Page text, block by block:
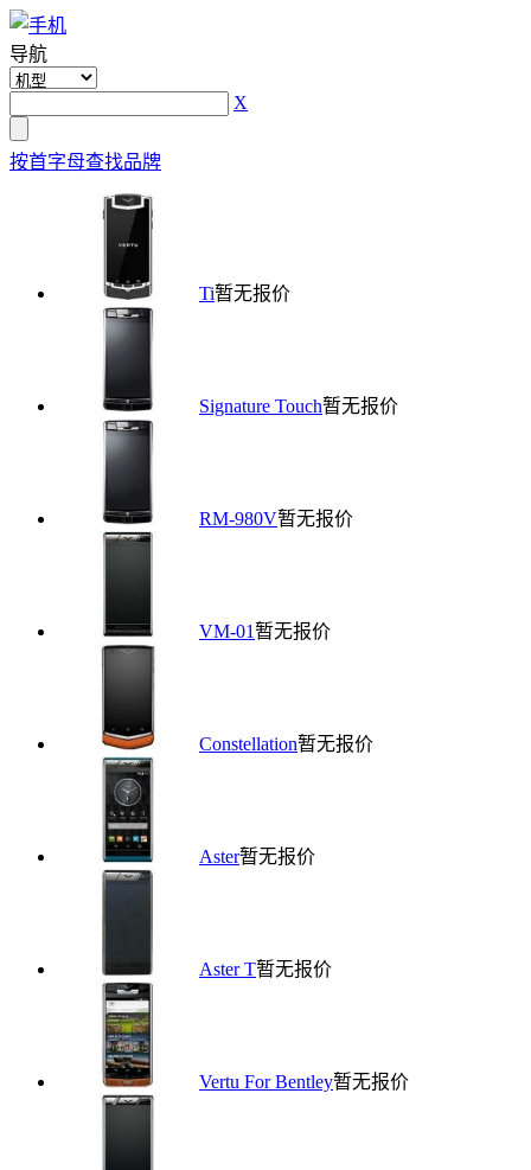
导航
X
按首字母查找品牌
Ti暂无报价
Signature Touch暂无报价
RM-980V暂无报价
VM-01 暂无报价
Constellation暂无报价
Aster暂无报价
Aster T暂无报价
Vertu For Bentley暂无报价